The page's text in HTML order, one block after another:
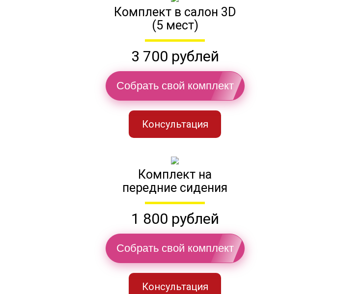
Комплект в салон 3D
(5 мест)
3 700 рублей
Собрать свой комплект
Консультация
Комплект на
передние сидения
1 800 рублей
Собрать свой комплект
Консультация